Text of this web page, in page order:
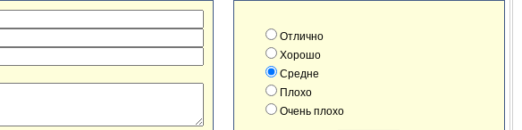
Отлично
Хорошо
Средне
Плохо
Очень плохо